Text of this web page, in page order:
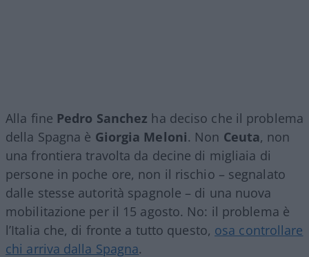
Alla fine Pedro Sanchez ha deciso che il problema
della Spagna è Giorgia Meloni. Non Ceuta, non
una frontiera travolta da decine di migliaia di
persone in poche ore, non il rischio – segnalato
dalle stesse autorità spagnole – di una nuova
mobilitazione per il 15 agosto. No: il problema è
l’Italia che, di fronte a tutto questo, osa controllare
chi arriva dalla Spagna.